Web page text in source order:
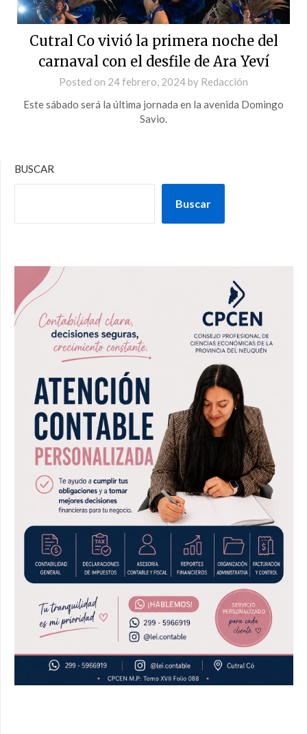
Cutral Co vivió la primera noche del
carnaval con el desfile de Ara Yeví
Posted on 24 febrero, 2024by Redacción
Este sábado será la última jornada en la avenida Domingo
Savio.
BUSCAR
Buscar